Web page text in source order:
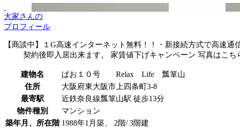
大家さんの
プロフィール
【商談中】１G高速インターネット無料！！・新接続方式で高速
契約後即入居出来ます。 家賃値下げキャンペーン 写真はこち
建物名
ぱお１０号 Relax Life 瓢箪山
住所
大阪府東大阪市上四条町3-8
最寄駅
近鉄奈良線瓢箪山駅 徒歩13分
物件種別
マンション
築年月、所在階 1988年1月築、 2階/ 3階建